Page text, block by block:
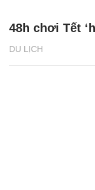
DU LỊCH
48h chơi Tết